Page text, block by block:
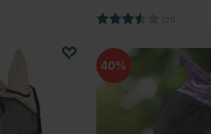
Bewertung: (21)
40